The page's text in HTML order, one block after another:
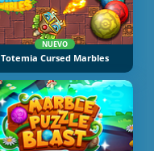
NUEVO
Totemia Cursed Marbles